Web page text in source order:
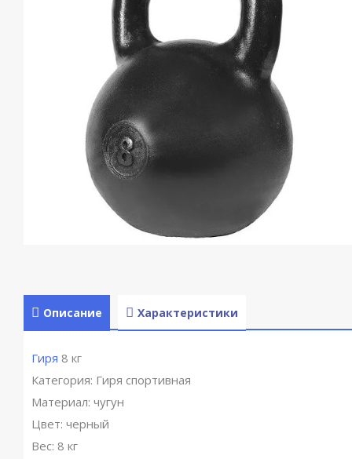
Описание Характеристики
Гиря 8 кг
Категория: Гиря спортивная
Материал: чугун
Цвет: черный
Вес: 8 кг